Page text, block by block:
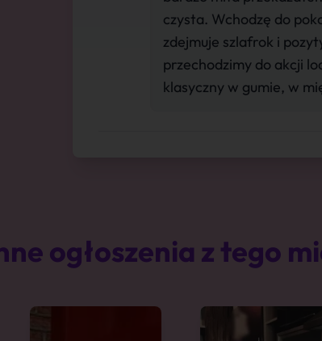
czysta. Wchodzę do
zdejmuje szlafrok i
przechodzimy do akcji
klasyczny w gumie, w
ogłoszenia z tego